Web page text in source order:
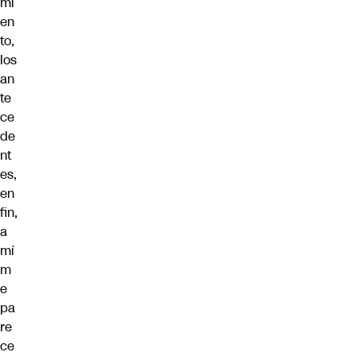
en
to,
los
an
te
ce
de
nt
es,
en
fin,
a
mí
m
e
pa
re
ce